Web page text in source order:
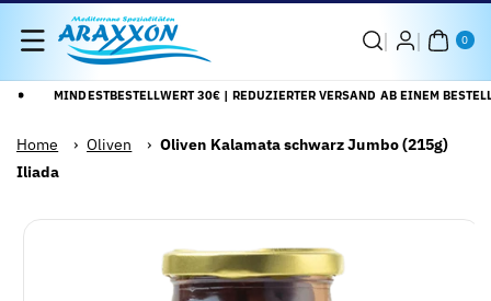
Direkt Zum
Inhalt
0
AR
TIK
MINDESTBESTELLWERT 30€ | REDUZIERTER VERSAND AB EINEM
Home › Oliven › Oliven Kalamata schwarz Jumbo (215g)
Iliada